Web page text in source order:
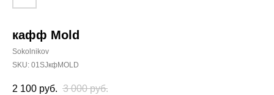
кафф Mold
Sokolnikov
SKU: 01SJкфMOLD
2 100 руб. 3 000 руб.